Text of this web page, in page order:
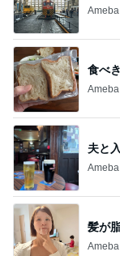
食べ
夫と
髪が